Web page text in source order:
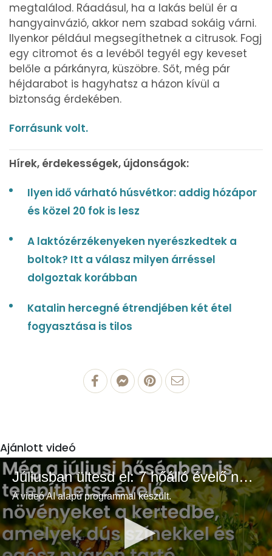
megtalálod. Ráadásul, ha a lakás belül ér a
hangyainvázió, akkor nem szabad sokáig várni.
Ilyenkor például megsegíthetnek a citrusok. Fogj
egy citromot és a levéből tegyél egy keveset
belőle a párkányra, küszöbre. Sőt, még pár
héjdarabot is hagyhatsz a házon kívül a
biztonság érdekében.
Forrásunk volt.
Hírek, érdekességek, újdonságok:
Ilyen idő várható húsvétkor: addig hózápor
és közel 20 fok is lesz
A laktózérzékenyeken nyerészkedtek a
boltok? Itt a válasz milyen árréssel
dolgoztak korábban
Katalin hercegné étrendjében két étel
fogyasztása is tilos
Ajánlott videó
Júliusban ültesd el: 7 hőálló évelő növény a színes és buja kertért
A videó AI alapú programmal készült.